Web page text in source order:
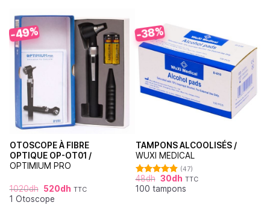
-49%
OTOSCOPE À FIBRE
OPTIQUE OP-OT01 /
OPTIMIUM PRO
1020dh 520dh TTC
1 Otoscope
-38%
TAMPONS ALCOOLISÉS /
WUXI MEDICAL
Note 4.87
sur 5
(47)
48dh 30dh TTC
100 tampons